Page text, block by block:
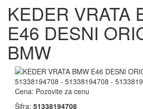
KEDER VRATA
E46 DESNI
BMW
Cena: Pozovite za cenu
Šifra: 51338194708